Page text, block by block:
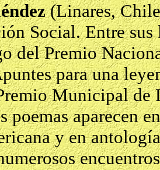
(Linares,
Social. Entre
del Premio
para una
Municipal de
poemas aparecen
y en